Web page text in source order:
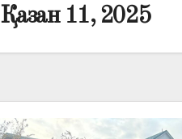
Қазан 11, 2025